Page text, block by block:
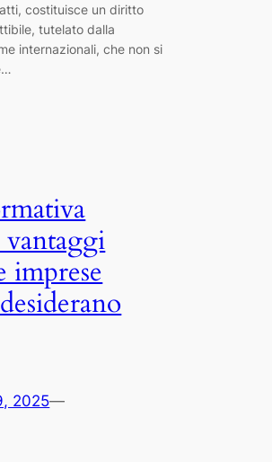
costituisce un diritto
tutelato dalla
internazionali, che non si
imprese
2025—